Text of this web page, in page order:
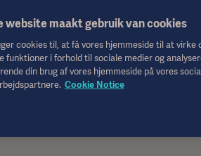
er udelukkende henvendt til
servicemanualen eller medicinsk rådgivning.
løsninger eller produkter er muligvis
website maakt gebruik van cookies
cookies til, at få vores hjemmeside til at
funktioner i forhold til sociale medier og
din brug af vores hjemmeside på vores
Cookie Notice